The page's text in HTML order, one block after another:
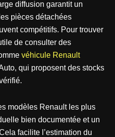
diffusion garantit un
pièces détachées
compétitifs. Pour trouver
de consulter des
véhicule Renault
qui proposent des stocks
modèles Renault les plus
bien documentée et un
facilite l’estimation du